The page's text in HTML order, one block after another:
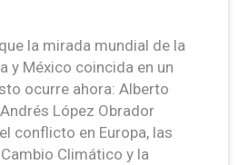
la mirada mundial de la
y México coincida en un
ocurre ahora: Alberto
López Obrador
conflicto en Europa, las
Climático y la